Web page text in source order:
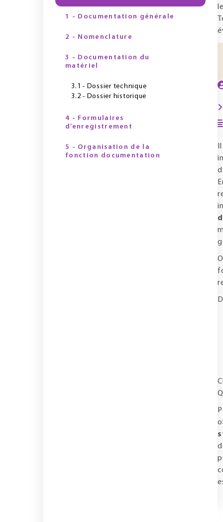
1 - Documentation générale
2 - Nomenclature
3 - Documentation du
matériel
3.1 - Dossier technique
3.2 - Dossier historique
4 - Formulaires
d’enregistrement
5 - Organisation de la
fonction documentation